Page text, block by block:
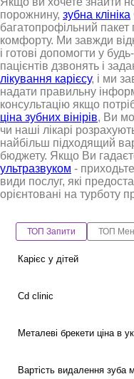
порожнину, зубна клініка
багатопрофільний
комфорту. Ми завжди
і готові допомогти у
пацієнтів дзвонять і
лікування карієсу, і ми
надати правильну
консультацію якщо
ціна зубних вінірів, Ви
чи наші лікарі
найбільш підходящий
бюджету. Якщо Ви
ультразвуком -
види послуг, які
орієнтовані на турботу
ТОП Запити ТОП
Карієс у дітей
Cd clinic
Металеві брекети ціна в
Вартість видалення зуба